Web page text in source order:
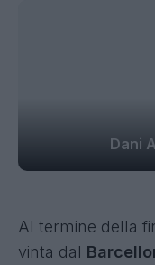
Dani
Al termine della
vinta dal